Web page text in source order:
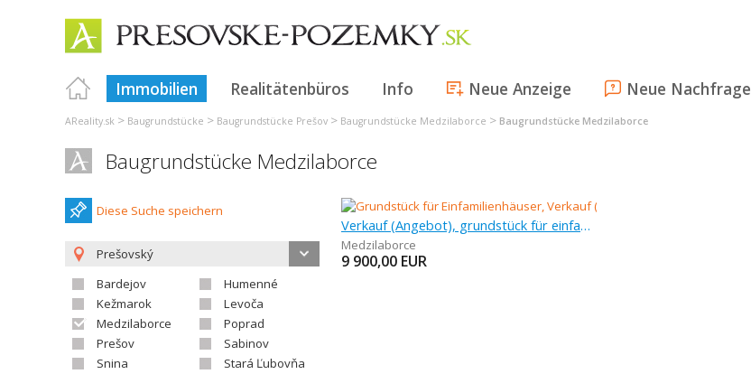
Immobilien Realitätenbüros Info Neue Anzeige Neue Nachfrage
AReality.sk > Baugrundstücke > Baugrundstücke Prešov > Baugrundstücke Medzilaborce > Baugrundstücke Medzilaborce
Baugrundstücke Medzilaborce
Diese Suche speichern
Prešovský
Bardejov
Humenné
Kežmarok
Levoča
Medzilaborce
Poprad
Prešov
Sabinov
Snina
Stará Ľubovňa
Verkauf (Angebot), grundstück für einfamilienhäuser
Medzilaborce
9 900,00 EUR